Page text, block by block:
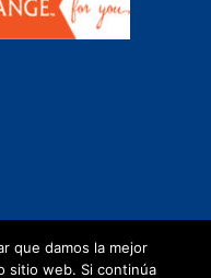
que damos la mejor
sitio web. Si continúa